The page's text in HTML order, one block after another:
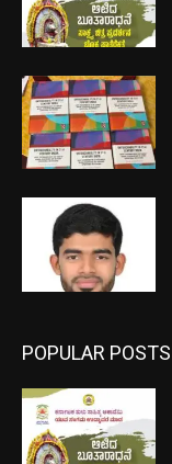
POPULAR POSTS